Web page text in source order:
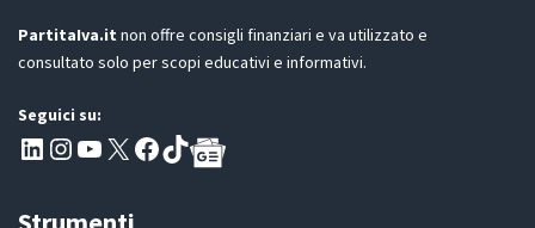
c
c
t
t
a
PartitaIva.it non offre consigli finanziari e va utilizzato e
consultato solo per scopi educativi e informativi.
Seguici su:
Pagina LinkedIn PartitaIva
Instagram
Canale YouTube Evoluzione - Partitaiva.it
X Segui PartitaIva su Facebook
TikTok